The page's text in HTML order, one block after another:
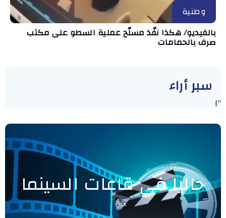
وطنية
بالفيديو/ هكذا نفّذ مسلّح عملية السطو على مكتب
صرف بالحمامات
سبر أراء
"]
حاليا في قاعات السينما